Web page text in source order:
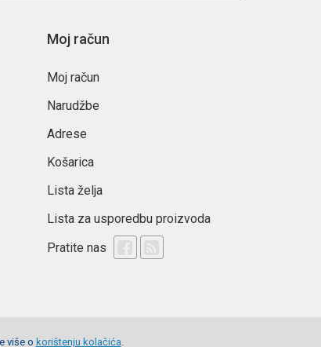
Moj račun
Moj račun
Narudžbe
Adrese
Košarica
Lista želja
Lista za usporedbu proizvoda
Pratite nas
više o korištenju kolačića.